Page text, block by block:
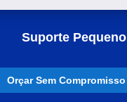
Suporte Pequeno
Orçar Sem Compromisso